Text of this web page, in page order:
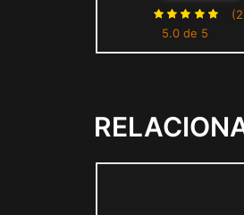
5.0 de 5